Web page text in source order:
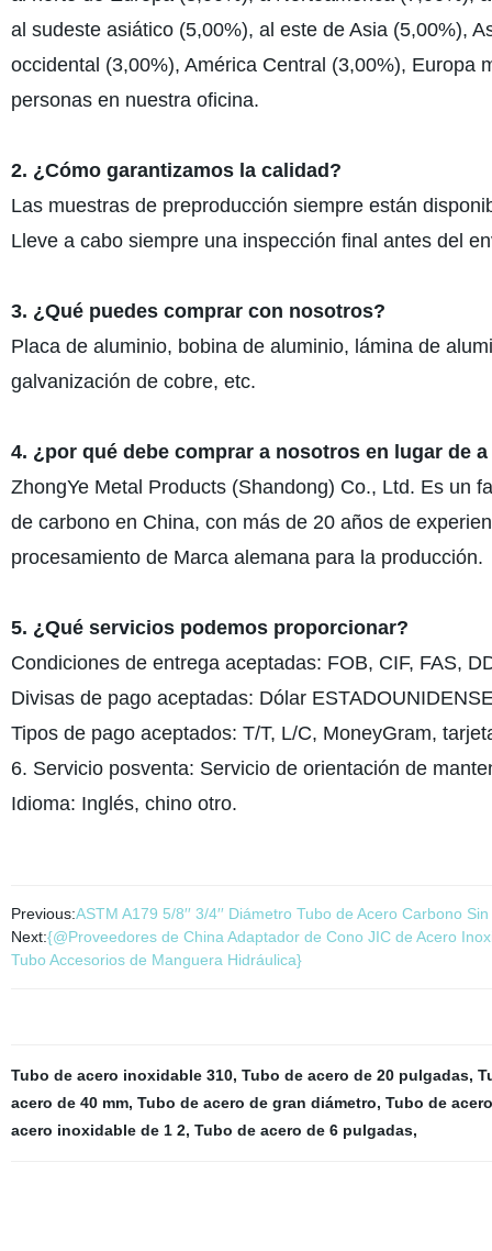
al sudeste asiático (5,00%), al este de Asia (5,00%),
occidental (3,00%), América Central (3,00%), Europa
personas en nuestra oficina.
2. ¿Cómo garantizamos la calidad?
Las muestras de preproducción siempre están
Lleve a cabo siempre una inspección final antes del
3. ¿Qué puedes comprar con nosotros?
Placa de aluminio, bobina de aluminio, lámina de
galvanización de cobre, etc.
4. ¿por qué debe comprar a nosotros en lugar de
ZhongYe Metal Products (Shandong) Co., Ltd. Es un
de carbono en China, con más de 20 años de
procesamiento de Marca alemana para la producción.
5. ¿Qué servicios podemos proporcionar?
Condiciones de entrega aceptadas: FOB, CIF, FAS,
Divisas de pago aceptadas: Dólar
Tipos de pago aceptados: T/T, L/C, MoneyGram,
6. Servicio posventa: Servicio de orientación de
Idioma: Inglés, chino otro.
Previous:ASTM A179 5/8′′ 3/4′′ Diámetro Tubo de Acero Carbono
Next:{@Proveedores de China Adaptador de Cono JIC de Acero
Tubo Accesorios de Manguera Hidráulica}
Tubo de acero inoxidable 310, Tubo de acero de 20 pulgadas,
acero de 40 mm, Tubo de acero de gran diámetro, Tubo de
acero inoxidable de 1 2, Tubo de acero de 6 pulgadas,